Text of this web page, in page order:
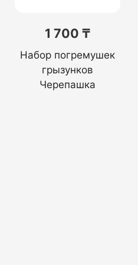
1 700 ₸
Набор погремушек
грызунков
Черепашка